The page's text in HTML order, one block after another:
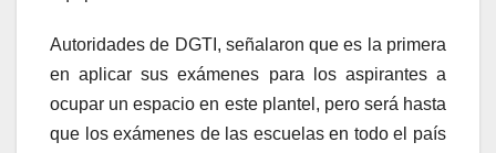
Autoridades de DGTI, señalaron que es la primera
en aplicar sus exámenes para los aspirantes a
ocupar un espacio en este plantel, pero será hasta
que los exámenes de las escuelas en todo el país